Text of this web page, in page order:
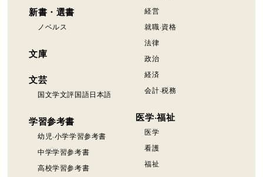
新書・選書
ノベルス
文庫
文芸
国文学文評国語日本語
学習参考書
幼児·小学学習参考書
中学学習参考書
高校学習参考書
経営
就職·資格
法律
政治
経済
会計·税務
医学·福祉
医学
看護
福祉